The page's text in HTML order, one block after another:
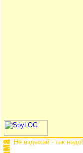
Не вздыхай - так надо!